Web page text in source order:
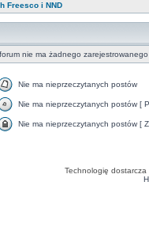
Freesco i NND
nie ma żadnego
Nie ma nieprzeczytanych postów
Nie ma nieprzeczytanych postów [
Nie ma nieprzeczytanych postów [
Technologię dostarcza